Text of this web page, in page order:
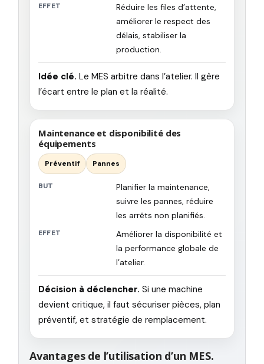
EFFET
Réduire les files d’attente,
améliorer le respect des
délais, stabiliser la
production.
Idée clé. Le MES arbitre dans l’atelier. Il gère
l’écart entre le plan et la réalité.
Maintenance et disponibilité des
équipements
Préventif Pannes
BUT
Planifier la maintenance,
suivre les pannes, réduire
les arrêts non planifiés.
EFFET
Améliorer la disponibilité et
la performance globale de
l’atelier.
Décision à déclencher. Si une machine
devient critique, il faut sécuriser pièces, plan
préventif, et stratégie de remplacement.
Avantages de l’utilisation d’un MES.